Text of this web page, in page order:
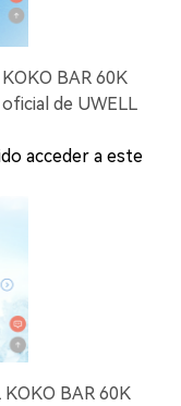
BAR 60K
de UWELL
acceder a este
BAR 60K